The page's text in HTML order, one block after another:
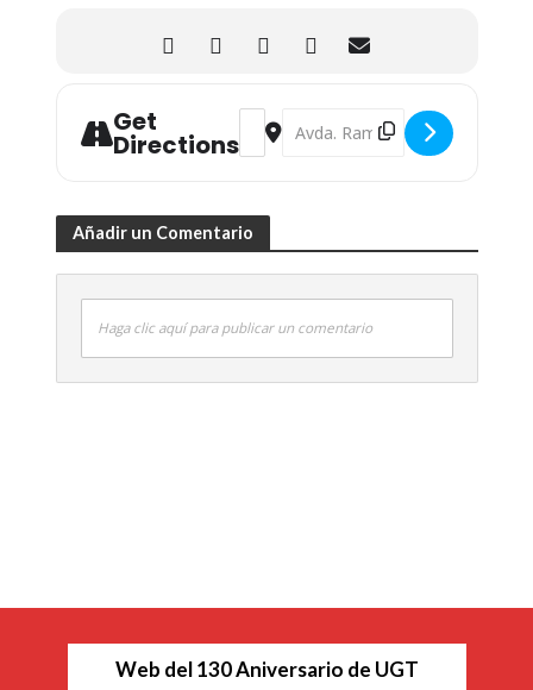
Get
Directions
Address - Jornada "Impactos
Destination Address - Jornada
Añadir un Comentario
Haga clic aquí para publicar un comentario
Web del 130 Aniversario de UGT